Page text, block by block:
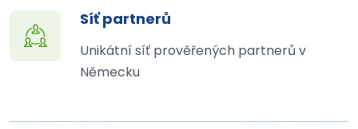
Síť partnerů
Unikátní síť prověřených partnerů v
Německu